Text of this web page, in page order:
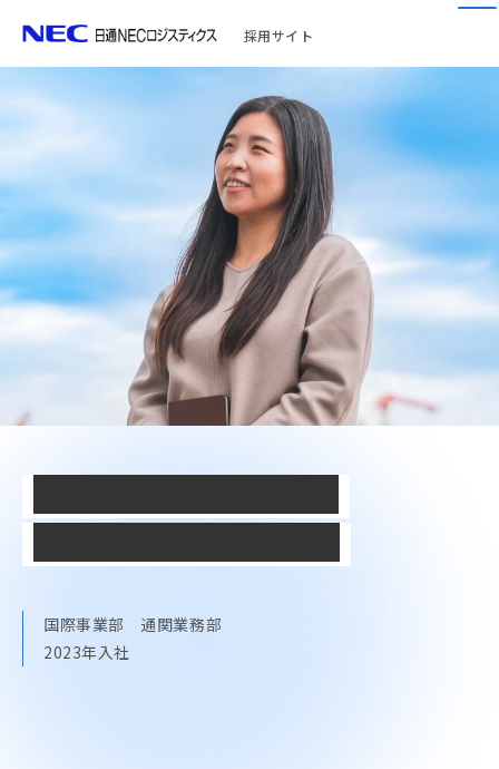
採用サイト
国際事業部 通関業務部
2023年入社